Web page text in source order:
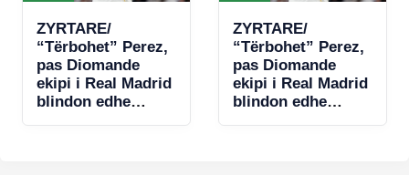
ZYRTARE/
“Tërbohet” Perez,
pas Diomande
ekipi i Real Madrid
blindon edhe
ZYRTARE/
“Tërbohet” Perez,
pas Diomande
ekipi i Real Madrid
blindon edhe